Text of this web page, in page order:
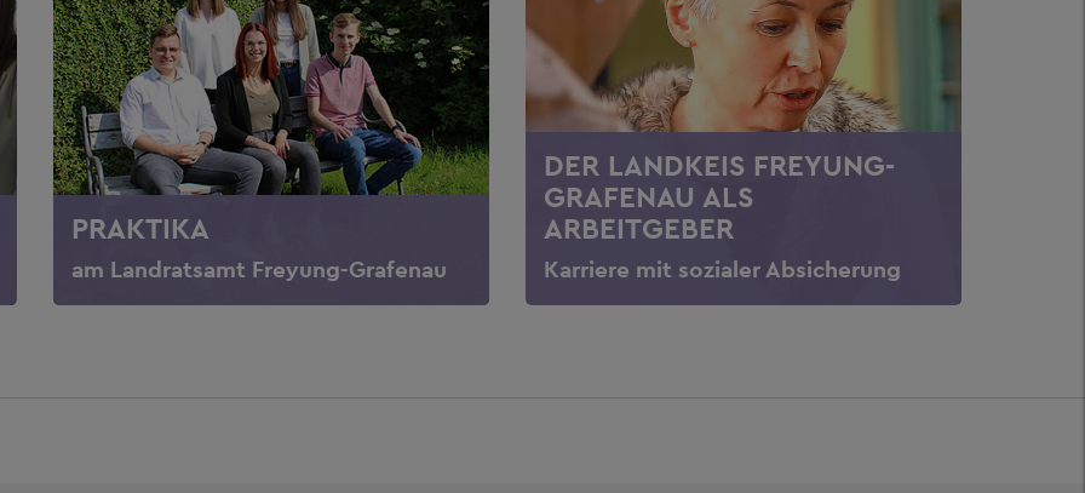
PRAKTIKA
am Landratsamt Freyung-Grafenau
DER LANDKEIS FREYUNG-
GRAFENAU ALS
ARBEITGEBER
Karriere mit sozialer Absicherung